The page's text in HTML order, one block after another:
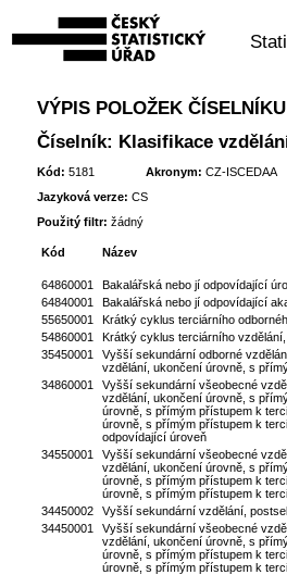
VÝPIS POLOŽEK ČÍSELNÍKU
Číselník: Klasifikace
Kód: 5181 Akronym: CZ-ISCEDAA
Jazyková verze: CS
Použitý filtr: žádný
Kód Název
64860001
Bakalářská nebo jí odpovídající
64840001
Bakalářská nebo jí odpovídající
55650001
Krátký cyklus terciárního
54860001
Krátký cyklus terciárního
35450001
Vyšší sekundární odborné
vzdělání, ukončení úrovně, s
34860001
Vyšší sekundární všeobecné
vzdělání, ukončení úrovně, s
úrovně, s přímým přístupem k
úrovně, s přímým přístupem k
odpovídající úroveň
34550001
Vyšší sekundární všeobecné
vzdělání, ukončení úrovně, s
úrovně, s přímým přístupem k
úrovně, s přímým přístupem k
34450002 Vyšší sekundární vzdělání,
34450001
Vyšší sekundární všeobecné
vzdělání, ukončení úrovně, s
úrovně, s přímým přístupem k
úrovně, s přímým přístupem k